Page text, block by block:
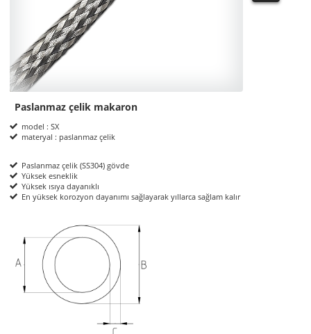
Product Informations
Paslanmaz çelik makaron
model : SX
materyal : paslanmaz çelik
Paslanmaz çelik (SS304) gövde
Yüksek esneklik
Yüksek ısıya dayanıklı
En yüksek korozyon dayanımı sağlayarak yıllarca sağlam kalır